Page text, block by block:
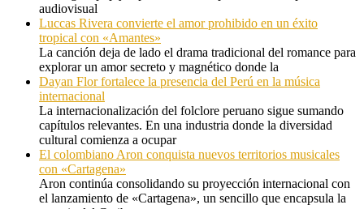
audiovisual
Luccas Rivera convierte el amor prohibido en un éxito
tropical con «Amantes»
La canción deja de lado el drama tradicional del romance para
explorar un amor secreto y magnético donde la
Dayan Flor fortalece la presencia del Perú en la música
internacional
La internacionalización del folclore peruano sigue sumando
capítulos relevantes. En una industria donde la diversidad
cultural comienza a ocupar
El colombiano Aron conquista nuevos territorios musicales
con «Cartagena»
Aron continúa consolidando su proyección internacional con
el lanzamiento de «Cartagena», un sencillo que encapsula la